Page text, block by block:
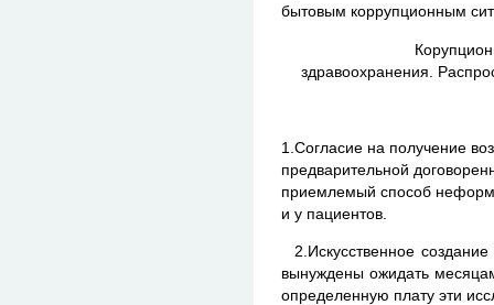
бытовым коррупционным
здравоохранения.
1.Согласие на получение
предварительной
приемлемый способ
и у пациентов.
2.Искусственное
вынуждены ожидать
определенную плату эти